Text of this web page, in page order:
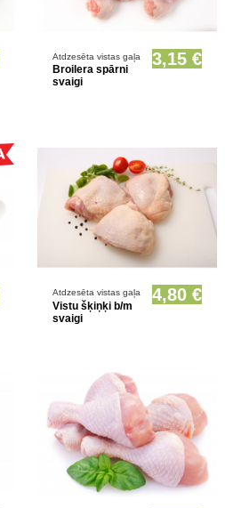
Prece pieejama opcionāli
Atdzesēta vistas gaļa
Broilera spārni
svaigi
3,15 €
Prece pieejama opcionāli
Atdzesēta vistas gaļa
Vistu šķiņķi b/m
svaigi
4,80 €
Prece pieejama opcionāli